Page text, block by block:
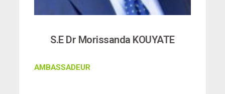
S.E Dr Morissanda KOUYATE
AMBASSADEUR